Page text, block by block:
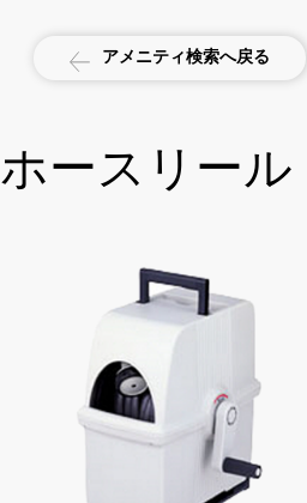
アメニティ検索へ戻る
ホースリール